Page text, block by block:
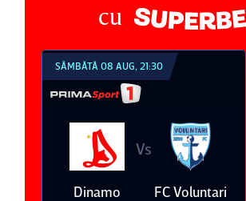
cu
SÂMBĂTĂ 08 AUG, 21:30
Dinamo
Vs
FC Voluntari